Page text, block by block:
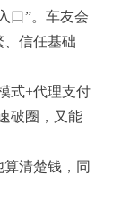
口”。车友会
、信任基础
式+代理支付
破圈，又能
清楚钱，同